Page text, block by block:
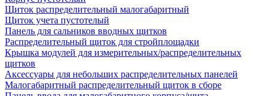
Щиток распределительный малогабаритный
Щиток учета пустотелый
Панель для сальников вводных щитков
Распределительный щиток для стройплощадки
Крышка модулей для измерительных/распределительных
щитков
Аксессуары для небольших распределительных панелей
Малогабаритный распределительный щиток в сборе